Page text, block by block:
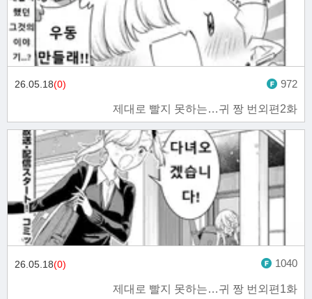
제대로 빨지 못하는…귀 짱 번외편2화
26.05.18(0) 972
제대로 빨지 못하는…귀 짱 번외편1화
26.05.18(0) 1040